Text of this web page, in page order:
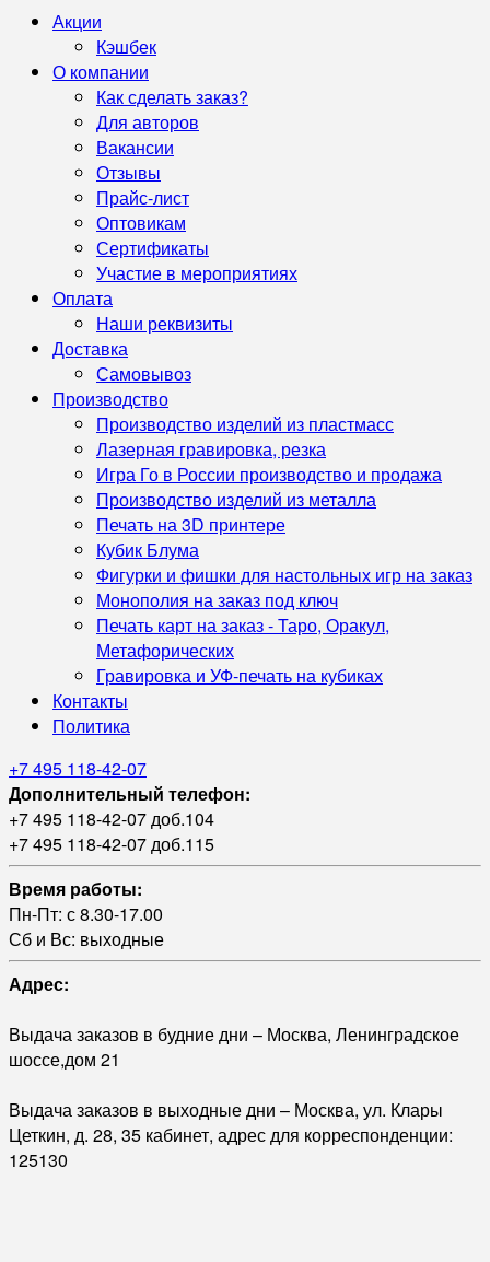
Акции
Кэшбек
О компании
Как сделать заказ?
Для авторов
Вакансии
Отзывы
Прайс-лист
Оптовикам
Сертификаты
Участие в мероприятиях
Оплата
Наши реквизиты
Доставка
Самовывоз
Производство
Производство изделий из пластмасс
Лазерная гравировка, резка
Игра Го в России производство и продажа
Производство изделий из металла
Печать на 3D принтере
Кубик Блума
Фигурки и фишки для настольных игр на заказ
Монополия на заказ под ключ
Печать карт на заказ - Таро, Оракул,
Метафорических
Гравировка и УФ‑печать на кубиках
Контакты
Политика
+7 495 118-42-07
Дополнительный телефон:
+7 495 118-42-07 доб.104
+7 495 118-42-07 доб.115
Время работы:
Пн-Пт: с 8.30-17.00
Сб и Вс: выходные
Адрес:
Выдача заказов в будние дни – Москва, Ленинградское
шоссе,дом 21
Выдача заказов в выходные дни – Москва, ул. Клары
Цеткин, д. 28, 35 кабинет, адрес для корреспонденции:
125130